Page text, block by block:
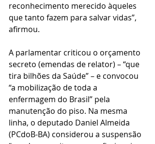
reconhecimento merecido àqueles
que tanto fazem para salvar vidas”,
afirmou.
A parlamentar criticou o orçamento
secreto (emendas de relator) – “que
tira bilhões da Saúde” – e convocou
“a mobilização de toda a
enfermagem do Brasil” pela
manutenção do piso. Na mesma
linha, o deputado Daniel Almeida
(PCdoB-BA) considerou a suspensão